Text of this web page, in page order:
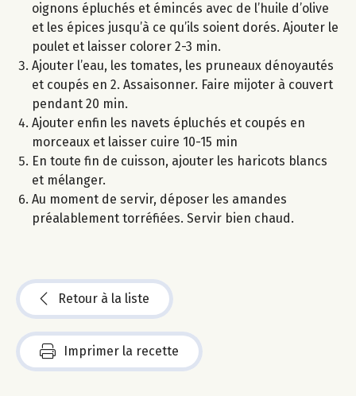
oignons épluchés et émincés avec de l’huile d’olive
et les épices jusqu’à ce qu’ils soient dorés. Ajouter le
poulet et laisser colorer 2-3 min.
Ajouter l’eau, les tomates, les pruneaux dénoyautés
et coupés en 2. Assaisonner. Faire mijoter à couvert
pendant 20 min.
Ajouter enfin les navets épluchés et coupés en
morceaux et laisser cuire 10-15 min
En toute fin de cuisson, ajouter les haricots blancs
et mélanger.
Au moment de servir, déposer les amandes
préalablement torréfiées. Servir bien chaud.
Retour à la liste
Imprimer la recette